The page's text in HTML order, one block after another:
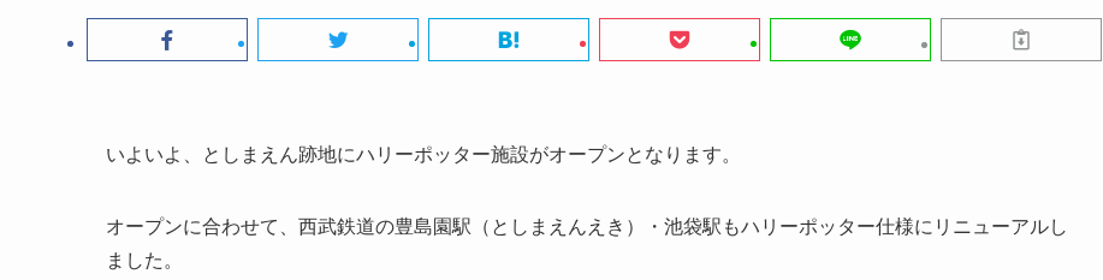
いよいよ、としまえん跡地にハリーポッター施設がオープンとなります。
オープンに合わせて、西武鉄道の豊島園駅（としまえんえき）・池袋駅もハリーポッター仕様にリニューアルし
ました。